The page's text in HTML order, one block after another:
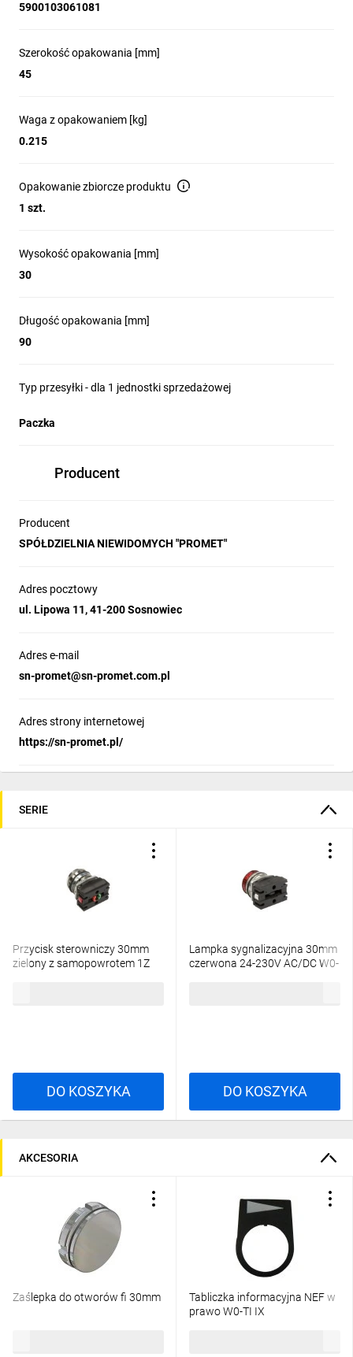
5900103061081
Szerokość opakowania [mm]
45
Waga z opakowaniem [kg]
0.215
Opakowanie zbiorcze produktu
1 szt.
Wysokość opakowania [mm]
30
Długość opakowania [mm]
90
Typ przesyłki - dla 1 jednostki sprzedażowej
Paczka
Producent
Producent
SPÓŁDZIELNIA NIEWIDOMYCH "PROMET"
Adres pocztowy
ul. Lipowa 11, 41-200 Sosnowiec
Adres e-mail
sn-promet@sn-promet.com.pl
Adres strony internetowej
https://sn-promet.pl/
SERIE
Przycisk sterowniczy 30mm
zielony z samopowrotem 1Z
DO KOSZYKA
Lampka sygnalizacyjna 30mm
czerwona 24-230V AC/DC W0-
DO KOSZYKA
AKCESORIA
Zaślepka do otworów fi 30mm
Tabliczka informacyjna NEF w
prawo W0-TI IX